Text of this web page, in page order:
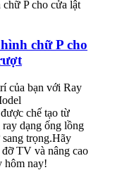
chữ P cho
của bạn với Ray
chế tạo từ
dạng ống lồng
trọng.Hãy
TV và nâng cao
hôm nay!